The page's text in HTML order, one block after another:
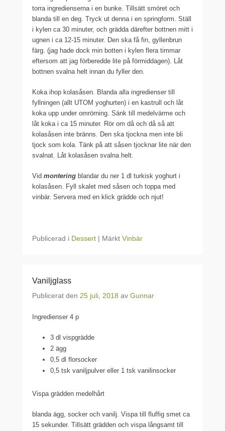
torra ingredienserna i en bunke. Tillsätt smöret och
blanda till en deg. Tryck ut denna i en springform. Ställ
i kylen ca 30 minuter, och grädda därefter bottnen mitt i
ugnen i ca 12-15 minuter. Den ska få fin, gyllenbrun
färg. (jag hade dock min botten i kylen flera timmar
eftersom att jag förberedde lite på förmiddagen). Låt
bottnen svalna helt innan du fyller den.
Koka ihop kolasåsen. Blanda alla ingredienser till
fyllningen (allt UTOM yoghurten) i en kastrull och låt
koka upp under omrörning. Sänk till medelvärme och
låt koka i ca 15 minuter. Rör om då och då så att
kolasåsen inte bränns. Den ska tjockna men inte bli
tjock som kola. Tänk på att såsen tjocknar lite när den
svalnat. Låt kolasåsen svalna helt.
Vid montering blandar du ner 1 dl turkisk yoghurt i
kolasåsen. Fyll skalet med såsen och toppa med
vinbär. Servera med en klick grädde och njut!
Publicerad i Dessert | Märkt Vinbär
Vaniljglass
Publicerat den 25 juli, 2018 av Gunnar
Ingredienser 4 p
3 dl vispgrädde
2 ägg
0,5 dl florsocker
0,5 tsk vaniljpulver eller 1 tsk vanilinsocker
Vispa grädden medelhårt
blanda ägg, socker och vanilj. Vispa till fluffig smet ca
15 sekunder. Tillsätt grädden och vispa långsamt till